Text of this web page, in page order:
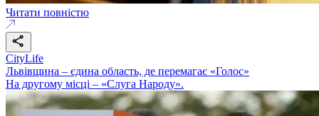
Читати повністю
CityLife
Львівщина – єдина область, де перемагає «Голос»
На другому місці – «Слуга Народу».